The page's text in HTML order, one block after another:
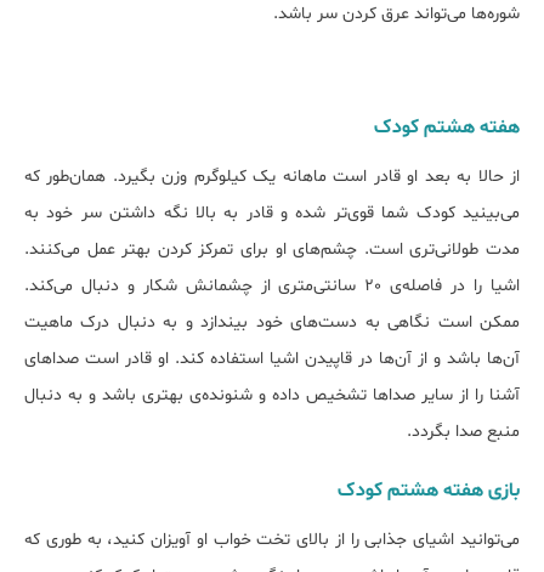
شوره‌ها می‌تواند عرق کردن سر باشد.
هفته‌ هشتم کودک
از حالا به بعد او قادر است ماهانه یک کیلوگرم وزن بگیرد. همان‌طور که
می‌بینید کودک شما قوی‌تر شده و قادر به بالا نگه داشتن سر خود به
مدت طولانی‌تری است. چشم‌های او برای تمرکز کردن بهتر عمل می‌کنند.
اشیا را در فاصله‌ی 20 سانتی‌متری از چشمانش شکار و دنبال می‌کند.
ممکن است نگاهی به دست‌های خود بیندازد و به دنبال درک ماهیت
آن‌ها باشد و از آن‌ها در قاپیدن اشیا استفاده کند. او قادر است صداهای
آشنا را از سایر صداها تشخیص داده و شنونده‌ی بهتری باشد و به دنبال
منبع صدا بگردد.
بازی هفته‌ هشتم کودک
می‌توانید اشیای جذابی را از بالای تخت خواب او آویزان کنید، به طوری که